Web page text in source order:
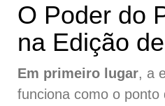
O Poder do
na Edição
Em primeiro lugar, a
funciona como o ponto